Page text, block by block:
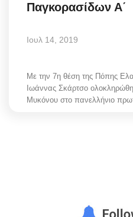
Παγκορασίδων Α΄
Ιουλ 14, 2019
Με την 7η θέση της Πόπης
Ιωάννας Σκάρτσο
Μυκόνου στο πανελλήνιο